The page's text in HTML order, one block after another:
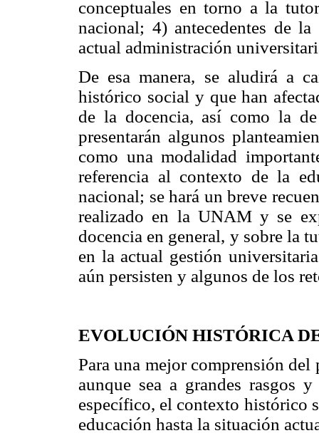
conceptuales en torno a la
nacional; 4) antecedentes de
actual administración
De esa manera, se aludirá a
histórico social y que han
de la docencia, así como la
presentarán algunos
como una modalidad
referencia al contexto de la
nacional; se hará un breve
realizado en la UNAM y se
docencia en general, y sobre la
en la actual gestión
aún persisten y algunos de los
EVOLUCIÓN HISTÓRICA
Para una mejor comprensión del
aunque sea a grandes rasgos
específico, el contexto histórico
educación hasta la situación